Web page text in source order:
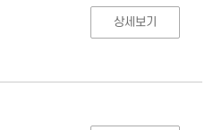
상세보기